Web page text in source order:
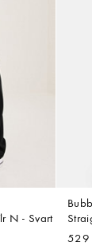
N - Svart
529